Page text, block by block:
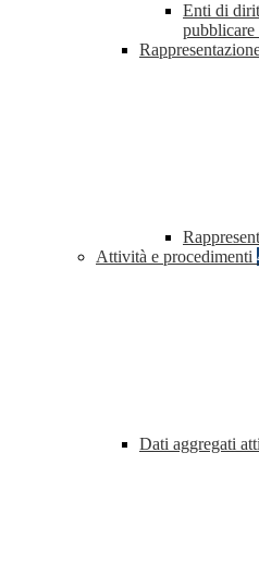
Enti di
Attività e procedimenti
Dati aggregati